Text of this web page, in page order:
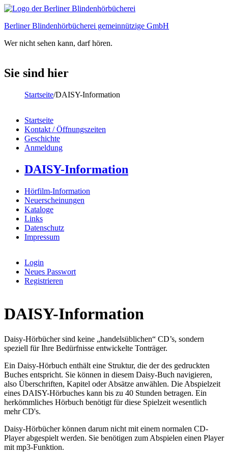
Direkt zum Inhalt
Berliner Blindenhörbücherei gemeinnützige GmbH
Wer nicht sehen kann, darf hören.
Sie sind hier
Startseite/DAISY-Information
Hauptmenü
Startseite
Kontakt / Öffnungszeiten
Geschichte
Anmeldung
DAISY-Information
Hörfilm-Information
Neuerscheinungen
Kataloge
Links
Datenschutz
Impressum
Benutzermenü
Login
Neues Passwort
Registrieren
DAISY-Information
Daisy-Hörbücher sind keine „handelsüblichen“ CD’s, sondern
speziell für Ihre Bedürfnisse entwickelte Tonträger.
Ein Daisy-Hörbuch enthält eine Struktur, die der des gedruckten
Buches entspricht. Sie können in diesem Daisy-Buch navigieren,
also Überschriften, Kapitel oder Absätze anwählen. Die Abspielzeit
eines DAISY-Hörbuches kann bis zu 40 Stunden betragen. Ein
herkömmliches Hörbuch benötigt für diese Spielzeit wesentlich
mehr CD's.
Daisy-Hörbücher können darum nicht mit einem normalen CD-
Player abgespielt werden. Sie benötigen zum Abspielen einen Player
mit mp3-Funktion.